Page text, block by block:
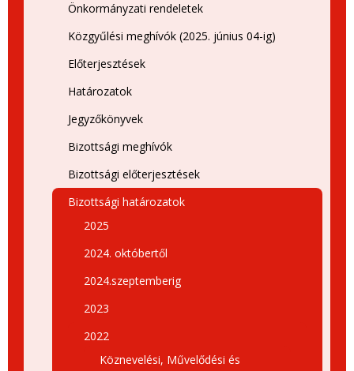
Önkormányzati rendeletek
Közgyűlési meghívók (2025. június 04-ig)
Előterjesztések
Határozatok
Jegyzőkönyvek
Bizottsági meghívók
Bizottsági előterjesztések
Bizottsági határozatok
2025
2024. októbertől
2024.szeptemberig
2023
2022
Köznevelési, Művelődési és